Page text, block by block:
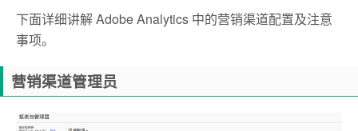
下面详细讲解 Adobe Analytics 中的营销渠道配置及注意
事项。
营销渠道管理员